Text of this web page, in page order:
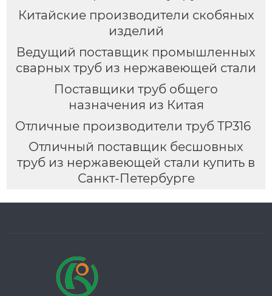
Китайские производители скобяных
изделий
Ведущий поставщик промышленных
сварных труб из нержавеющей стали
Поставщики труб общего
назначения из Китая
Отличные производители труб TP316
Отличный поставщик бесшовных
труб из нержавеющей стали купить в
Санкт-Петербурге